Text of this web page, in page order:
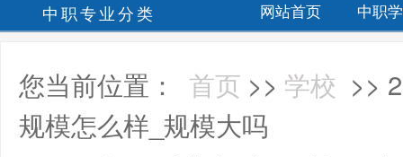
中职专业分类 网站首页 中职
您当前位置： 首页 >> 学校 >>
规模怎么样_规模大吗